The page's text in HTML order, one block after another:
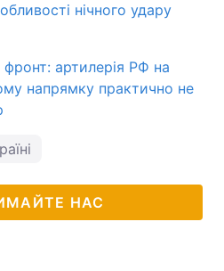
нічного удару
артилерія РФ на
напрямку практично не
НАС